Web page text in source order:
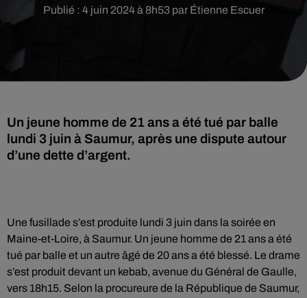
Publié : 4 juin 2024 à 8h53 par Étienne Escuer
Un jeune homme de 21 ans a été tué par balle
lundi 3 juin à Saumur, après une dispute autour
d’une dette d’argent.
Une fusillade s’est produite lundi 3 juin dans la soirée en
Maine-et-Loire, à Saumur. Un jeune homme de 21 ans a été
tué par balle et un autre âgé de 20 ans a été blessé. Le drame
s’est produit devant un kebab, avenue du Général de Gaulle,
vers 18h15. Selon la procureure de la République de Saumur,